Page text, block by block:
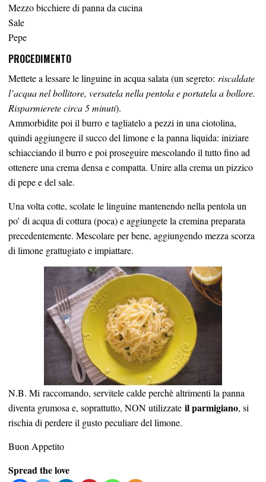
Mezzo bicchiere di panna da cucina
Sale
Pepe
PROCEDIMENTO
Mettete a lessare le linguine in acqua salata (un segreto: riscaldate
l’acqua nel bollitore, versatela nella pentola e portatela a bollore.
Risparmierete circa 5 minuti).
Ammorbidite poi il burro e tagliatelo a pezzi in una ciotolina,
quindi aggiungere il succo del limone e la panna liquida: iniziare
schiacciando il burro e poi proseguire mescolando il tutto fino ad
ottenere una crema densa e compatta. Unire alla crema un pizzico
di pepe e del sale.
Una volta cotte, scolate le linguine mantenendo nella pentola un
po’ di acqua di cottura (poca) e aggiungete la cremina preparata
precedentemente. Mescolare per bene, aggiungendo mezza scorza
di limone grattugiato e impiattare.
N.B. Mi raccomando, servitele calde perchè altrimenti la panna
diventa grumosa e, soprattutto, NON utilizzate il parmigiano, si
rischia di perdere il gusto peculiare del limone.
Buon Appetito
Spread the love